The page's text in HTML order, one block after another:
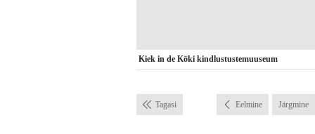
Kiek in de Köki kindlustustemuuseum
Tagasi Eelmine Järgmine